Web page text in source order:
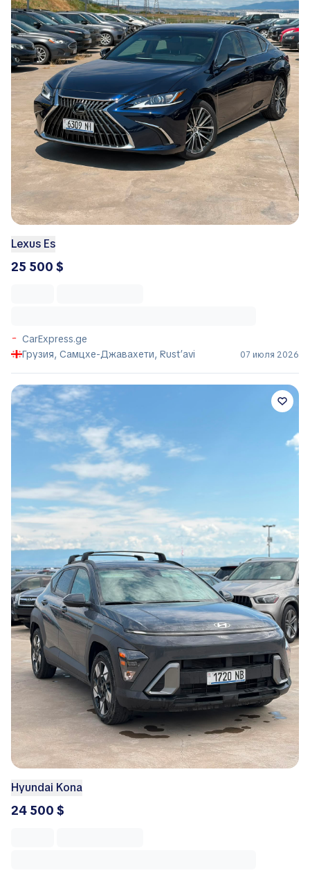
Lexus Es
25 500 $
CarExpress.ge
Грузия, Самцхе-Джавахети, Rust’avi
07 июля 2026
Hyundai Kona
24 500 $